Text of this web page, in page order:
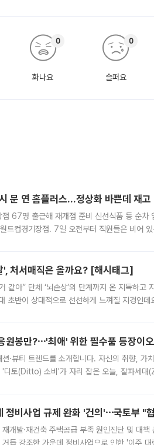
화나요
0
슬퍼요
0
문 연 홈플러스…정상화 바쁜데 재고
점 67명 출근해 재개점 준비 신선식품 등 순
드컵경기장점. 7일 오전부터 직원들은 비어
', 처서매직은 올까요? [해시태그]
같아” 단체 ‘뇌손상’의 단계까지 온 지독하
초반이 상대적으로 선선하게 느껴질 지경인
원봉만?⋯'최애' 위한 필수품 등장이
·뷰티 트렌드를 소개합니다. 자신의 취향, 가
'디토(Ditto) 소비'가 자리 잡은 오늘, 잘파세대
정비사업 규제 완화 '건의'⋯국토부 "
개발·재건축 주택공급 부족 원인진단 및 대
듭 강조한 가운데 정비사업으로 인한 '이주